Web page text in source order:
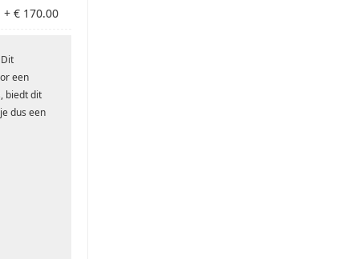
+ € 170.00
Dit
een
biedt dit
dus een